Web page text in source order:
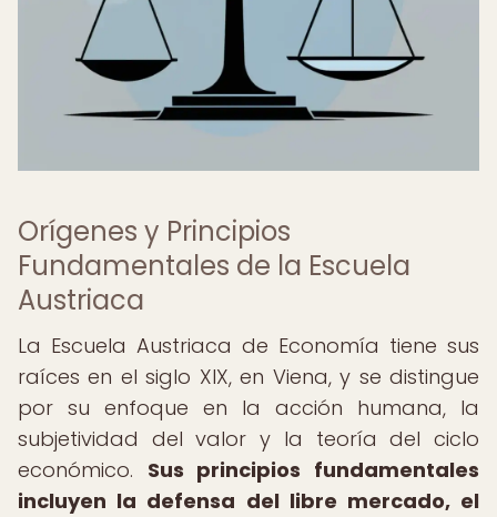
Orígenes y Principios
Fundamentales de la Escuela
Austriaca
La Escuela Austriaca de Economía tiene sus
raíces en el siglo XIX, en Viena, y se distingue
por su enfoque en la acción humana, la
subjetividad del valor y la teoría del ciclo
económico. Sus principios fundamentales
incluyen la defensa del libre mercado, el